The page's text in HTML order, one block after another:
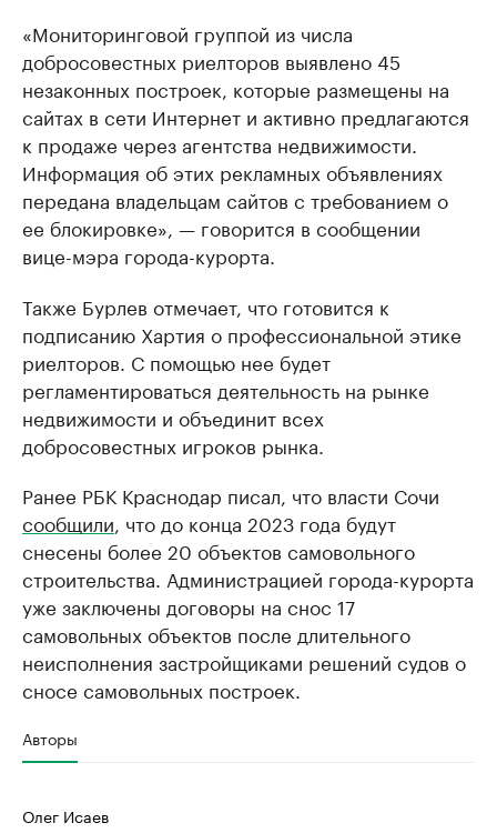
«Мониторинговой группой из числа
добросовестных риелторов выявлено 45
незаконных построек, которые размещены на
сайтах в сети Интернет и активно предлагаются
к продаже через агентства недвижимости.
Информация об этих рекламных объявлениях
передана владельцам сайтов с требованием о
ее блокировке», — говорится в сообщении
вице-мэра города-курорта.
Также Бурлев отмечает, что готовится к
подписанию Хартия о профессиональной этике
риелторов. С помощью нее будет
регламентироваться деятельность на рынке
недвижимости и объединит всех
добросовестных игроков рынка.
Ранее РБК Краснодар писал, что власти Сочи
сообщили , что до конца 2023 года будут
снесены более 20 объектов самовольного
строительства. Администрацией города-курорта
уже заключены договоры на снос 17
самовольных объектов после длительного
неисполнения застройщиками решений судов о
сносе самовольных построек.
Авторы
Олег Исаев